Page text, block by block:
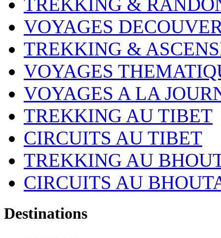
VOYAGES
TREKKING &
VOYAGES
VOYAGES A LA
TREKKING AU TIBET
CIRCUITS AU TIBET
TREKKING AU
CIRCUITS AU
Destinations